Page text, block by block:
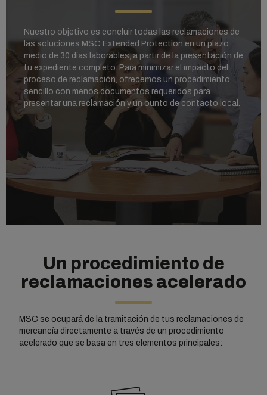
Nuestro objetivo es concluir todas las reclamaciones de
las soluciones MSC Extended Protection en un plazo
medio de 30 días laborables, a partir de la presentación de
tu expediente completo. Para minimizar el impacto del
proceso de reclamación, ofrecemos un procedimiento
sencillo con menos documentos requeridos para
presentar una reclamación y un ounto de contacto local.
Un procedimiento de
reclamaciones acelerado
MSC se ocupará de la tramitación de tus reclamaciones de
mercancía directamente a través de un procedimiento
acelerado que se basa en tres elementos principales: